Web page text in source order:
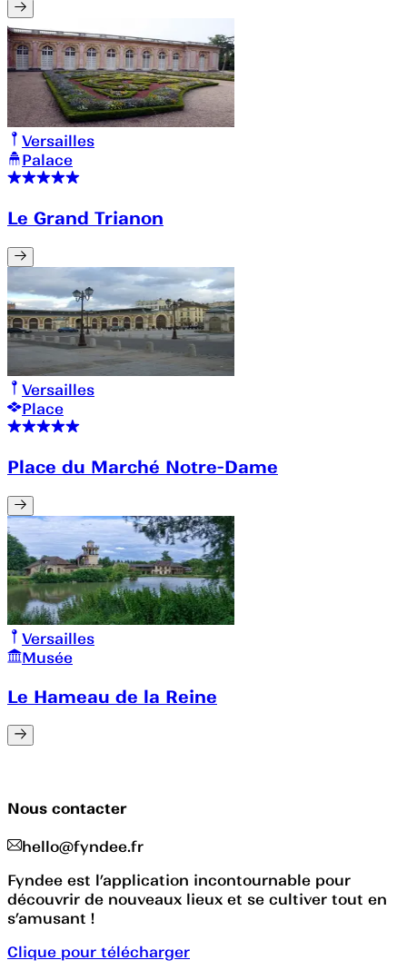
Versailles
Palace
Le Grand Trianon
Versailles
Place
Place du Marché Notre-Dame
Versailles
Musée
Le Hameau de la Reine
Nous contacter
hello@fyndee.fr
Fyndee est l’application incontournable pour
découvrir de nouveaux lieux et se cultiver tout en
s’amusant !
Clique pour télécharger